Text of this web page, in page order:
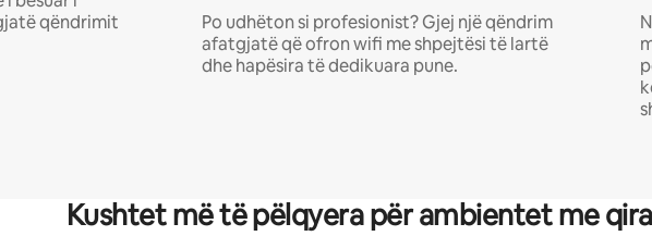
qëndrimit
Po udhëton si profesionist? Gjej një qëndrim
afatgjatë që ofron wifi me shpejtësi të lartë
dhe hapësira të dedikuara pune.
Kushtet më të pëlqyera për ambientet me